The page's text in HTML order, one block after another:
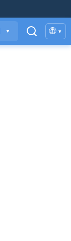
▼ 🌐 ▾